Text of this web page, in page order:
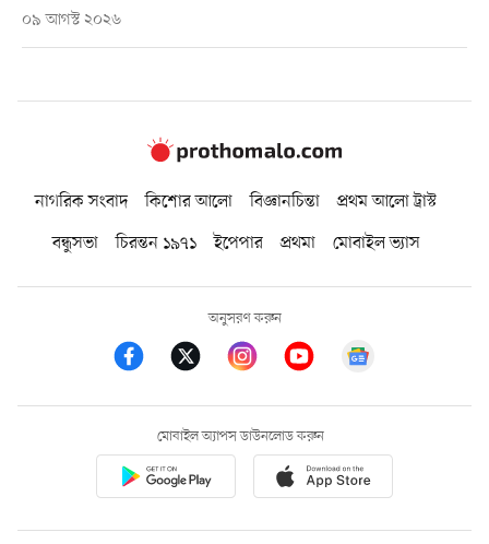
০৯ আগস্ট ২০২৬
নাগরিক সংবাদ কিশোর আলো বিজ্ঞানচিন্তা
প্রথম আলো ট্রাস্ট
বন্ধুসভা
চিরন্তন ১৯৭১ ইপেপার প্রথমা মোবাইল ভ্যাস
অনুসরণ করুন
মোবাইল অ্যাপস ডাউনলোড করুন